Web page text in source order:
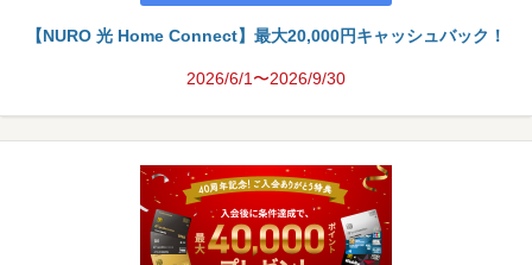
【NURO 光 Home Connect】最大20,000円キャッシュバック！
2026/6/1〜2026/9/30